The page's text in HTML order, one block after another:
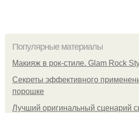
Популярные материалы
Макияж в рок-стиле. Glam Rock
Секреты эффективного
порошке
Лучший оригинальный сценарий